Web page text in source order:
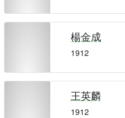
楊金成
1912
王英麟
1912